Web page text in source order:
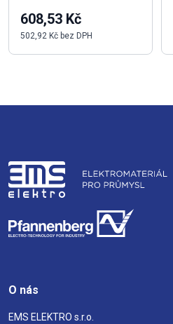
608,53 Kč
502,92 Kč bez DPH
O nás
EMS ELEKTRO s.r.o.